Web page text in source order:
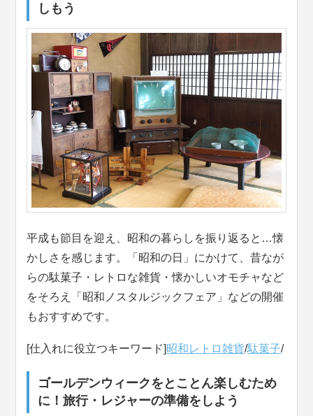
しもう
平成も節目を迎え、昭和の暮らしを振り返ると…懐
かしさを感じます。「昭和の日」にかけて、昔なが
らの駄菓子・レトロな雑貨・懐かしいオモチャなど
をそろえ「昭和ノスタルジックフェア」などの開催
もおすすめです。
[仕入れに役立つキーワード]昭和レトロ雑貨/駄菓子/
ゴールデンウィークをとことん楽しむため
に！旅行・レジャーの準備をしよう